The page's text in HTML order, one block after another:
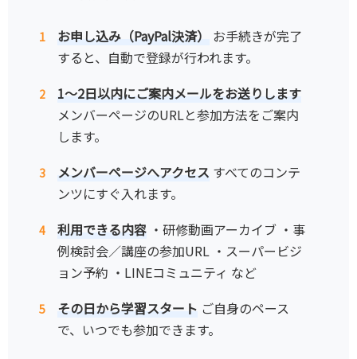
お申し込み（PayPal決済）
お手続きが完了
すると、自動で登録が行われます。
1〜2日以内にご案内メールをお送りします
メンバーページのURLと参加方法をご案内
します。
メンバーページへアクセス すべてのコンテ
ンツにすぐ入れます。
利用できる内容 ・研修動画アーカイブ ・事
例検討会／講座の参加URL ・スーパービジ
ョン予約 ・LINEコミュニティ など
その日から学習スタート ご自身のペース
で、いつでも参加できます。